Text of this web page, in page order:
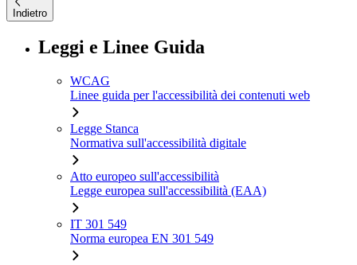
Indietro
Leggi e Linee Guida
WCAG
Linee guida per l'accessibilità dei contenuti web
Legge Stanca
Normativa sull'accessibilità digitale
Atto europeo sull'accessibilità
Legge europea sull'accessibilità (EAA)
IT 301 549
Norma europea EN 301 549